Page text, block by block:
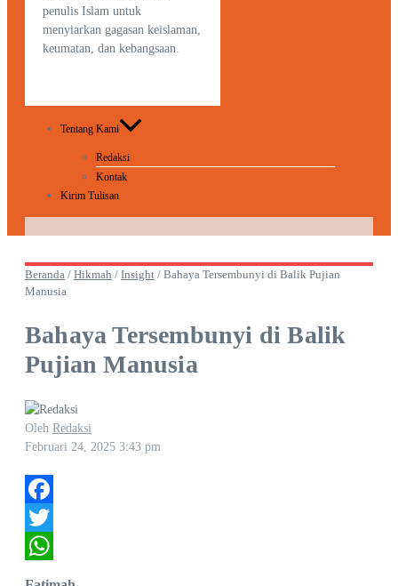
penulis Islam untuk
menyiarkan gagasan keislaman,
keumatan, dan kebangsaan.
Tentang Kami
Redaksi
Kontak
Kirim Tulisan
Beranda / Hikmah / Insight / Bahaya Tersembunyi di Balik Pujian
Manusia
Bahaya Tersembunyi di Balik
Pujian Manusia
Oleh Redaksi
Februari 24, 2025 3:43 pm
Facebook
Twitter